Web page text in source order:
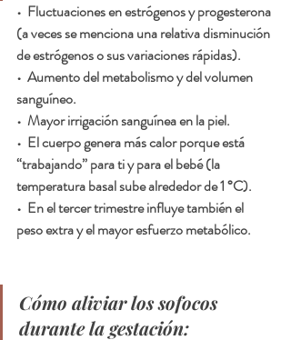
•  Fluctuaciones en estrógenos y progesterona
(a veces se menciona una relativa disminución
de estrógenos o sus variaciones rápidas).
•  Aumento del metabolismo y del volumen
sanguíneo.
•  Mayor irrigación sanguínea en la piel.
•  El cuerpo genera más calor porque está
“trabajando” para ti y para el bebé (la
temperatura basal sube alrededor de 1 °C).
•  En el tercer trimestre influye también el
peso extra y el mayor esfuerzo metabólico.
Cómo aliviar los sofocos
durante la gestación: